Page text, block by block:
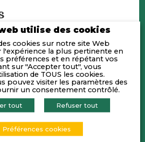
M&A, accompagne
entrepreneurs,
dans leurs
ou de transmission
complémentaires :
(cession, acquisition,
réorganisation
…)
utilise des cookies
cookies sur notre site Web
la plus pertinente en
préférences et en répétant vos
sur "Accepter tout", vous
de TOUS les cookies.
pouvez visiter les paramètres des
un consentement contrôlé.
tout Refuser tout
Préférences cookies